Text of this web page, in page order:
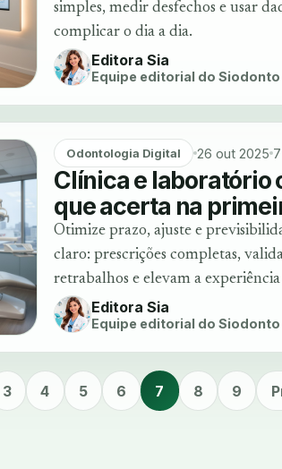
simples, medir desfechos e usar
complicar o dia a dia.
Editora Sia
Equipe editorial do Siodonto
Odontologia Digital 26 out 2025
Clínica e laboratório
que acerta na
Otimize prazo, ajuste e
claro: prescrições completas,
retrabalhos e elevam a
Editora Sia
Equipe editorial do Siodonto
3 4 5 6 7 8 9